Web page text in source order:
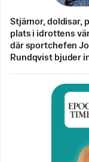
Stjärnor, doldisar,
plats i idrottens
där sportchefen
Rundqvist bjuder